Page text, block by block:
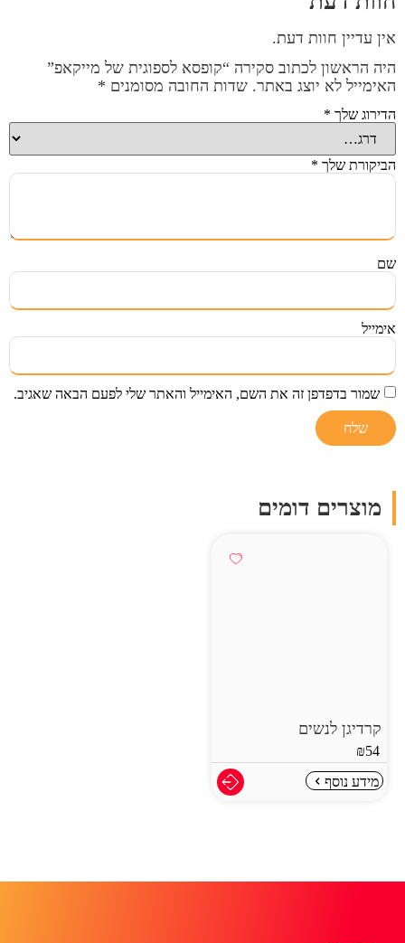
אין עדיין חוות דעת.
היה הראשון לכתוב סקירה “קופסא לספוגית של מייקאפ”
האימייל לא יוצג באתר. שדות החובה מסומנים *
הדירוג שלך *
הביקורת שלך *
שם
אימייל
שמור בדפדפן זה את השם, האימייל והאתר שלי לפעם הבאה שאגיב.
מוצרים דומים
קרדיגן לנשים
₪54
מידע נוסף